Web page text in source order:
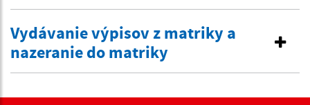
Vydávanie výpisov z matriky a
nazeranie do matriky